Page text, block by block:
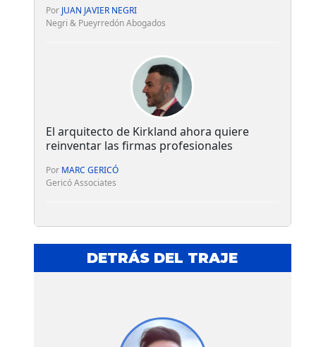
Por JUAN JAVIER NEGRI
Negri & Pueyrredón Abogados
El arquitecto de Kirkland ahora quiere
reinventar las firmas profesionales
Por MARC GERICÓ
Gericó Associates
DETRÁS DEL TRAJE